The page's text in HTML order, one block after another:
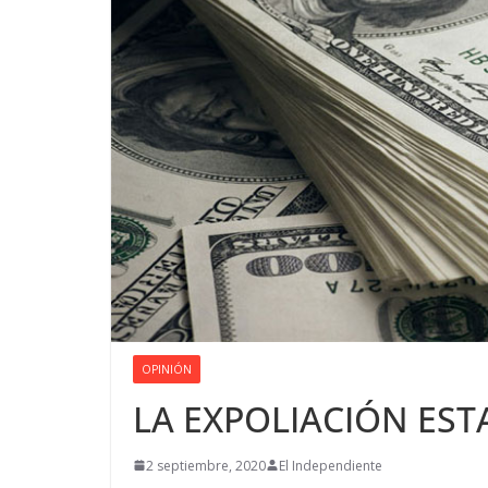
OPINIÓN
LA EXPOLIACIÓN
2 septiembre, 2020 El Independiente